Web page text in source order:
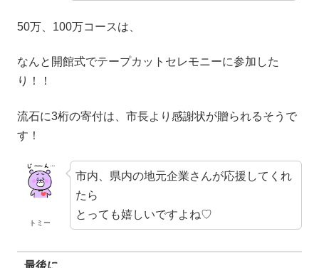
50万、100万コースは、
なんと開館式でテープカットセレモニーに参加した
り！！
流石に3桁の寄付は、市長より感謝状が贈られるそうで
す！
トミー
市内、県内の地元企業さんが応援してくれ
たら
とっても嬉しいですよね♡